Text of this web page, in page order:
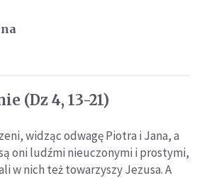
(Dz 4, 13-21)
widząc odwagę Piotra i Jana, a
oni ludźmi nieuczonymi i prostymi,
w nich też towarzyszy Jezusa. A